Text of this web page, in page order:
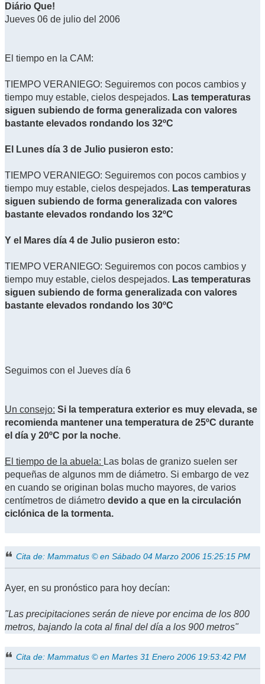
Diário Que!
Jueves 06 de julio del 2006
El tiempo en la CAM:
TIEMPO VERANIEGO: Seguiremos con pocos cambios y
tiempo muy estable, cielos despejados. Las temperaturas
siguen subiendo de forma generalizada con valores
bastante elevados rondando los 32ºC
El Lunes día 3 de Julio pusieron esto:
TIEMPO VERANIEGO: Seguiremos con pocos cambios y
tiempo muy estable, cielos despejados. Las temperaturas
siguen subiendo de forma generalizada con valores
bastante elevados rondando los 32ºC
Y el Mares día 4 de Julio pusieron esto:
TIEMPO VERANIEGO: Seguiremos con pocos cambios y
tiempo muy estable, cielos despejados. Las temperaturas
siguen subiendo de forma generalizada con valores
bastante elevados rondando los 30ºC
Seguimos con el Jueves día 6
Un consejo: Si la temperatura exterior es muy elevada, se
recomienda mantener una temperatura de 25ºC durante
el día y 20ºC por la noche.
El tiempo de la abuela: Las bolas de granizo suelen ser
pequeñas de algunos mm de diámetro. Si embargo de vez
en cuando se originan bolas mucho mayores, de varios
centímetros de diámetro devido a que en la circulación
ciclónica de la tormenta.
Cita de: Mammatus © en Sábado 04 Marzo 2006 15:25:15 PM
Ayer, en su pronóstico para hoy decían:
"Las precipitaciones serán de nieve por encima de los 800
metros, bajando la cota al final del día a los 900 metros"
Cita de: Mammatus © en Martes 31 Enero 2006 19:53:42 PM